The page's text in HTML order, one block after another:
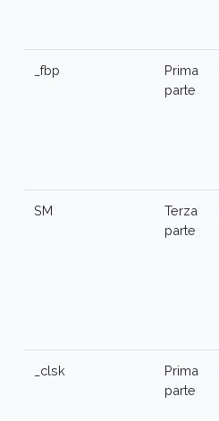
_fbp
Prima
parte
SM
Terza
parte
_clsk
Prima
parte